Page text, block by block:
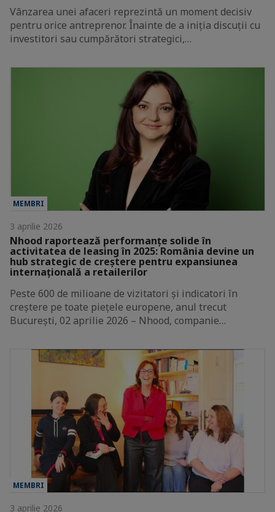
Vânzarea unei afaceri reprezintă un moment decisiv
pentru orice antreprenor. Înainte de a iniția discuții cu
investitori sau cumpărători strategici,…
MEMBRI
3 aprilie 2026
Nhood raportează performanțe solide în
activitatea de leasing în 2025: România devine un
hub strategic de creștere pentru expansiunea
internațională a retailerilor
Peste 600 de milioane de vizitatori și indicatori în
creștere pe toate piețele europene, anul trecut
București, 02 aprilie 2026 – Nhood, companie…
MEMBRI
3 aprilie 2026